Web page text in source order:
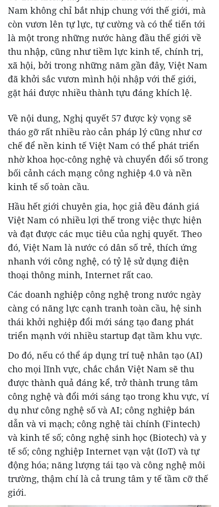
Nam không chỉ bắt nhịp chung với thế giới, mà
còn vươn lên tự lực, tự cường và có thể tiến tới
là một trong những nước hàng đầu thế giới về
thu nhập, cũng như tiềm lực kinh tế, chính trị,
xã hội, bởi trong những năm gần đây, Việt Nam
đã khởi sắc vươn mình hội nhập với thế giới,
gặt hái được nhiều thành tựu đáng khích lệ.
Về nội dung, Nghị quyết 57 được kỳ vọng sẽ
tháo gỡ rất nhiều rào cản pháp lý cũng như cơ
chế để nền kinh tế Việt Nam có thể phát triển
nhờ khoa học-công nghệ và chuyển đổi số trong
bối cảnh cách mạng công nghiệp 4.0 và nền
kinh tế số toàn cầu.
Hầu hết giới chuyên gia, học giả đều đánh giá
Việt Nam có nhiều lợi thế trong việc thực hiện
và đạt được các mục tiêu của nghị quyết. Theo
đó, Việt Nam là nước có dân số trẻ, thích ứng
nhanh với công nghệ, có tỷ lệ sử dụng điện
thoại thông minh, Internet rất cao.
Các doanh nghiệp công nghệ trong nước ngày
càng có năng lực cạnh tranh toàn cầu, hệ sinh
thái khởi nghiệp đổi mới sáng tạo đang phát
triển mạnh với nhiều startup đạt tầm khu vực.
Do đó, nếu có thể áp dụng trí tuệ nhân tạo (AI)
cho mọi lĩnh vực, chắc chắn Việt Nam sẽ thu
được thành quả đáng kể, trở thành trung tâm
công nghệ và đổi mới sáng tạo trong khu vực, ví
dụ như công nghệ số và AI; công nghiệp bán
dẫn và vi mạch; công nghệ tài chính (Fintech)
và kinh tế số; công nghệ sinh học (Biotech) và y
tế số; công nghiệp Internet vạn vật (IoT) và tự
động hóa; năng lượng tái tạo và công nghệ môi
trường, thậm chí là cả trung tâm y tế tầm cỡ thế
giới.